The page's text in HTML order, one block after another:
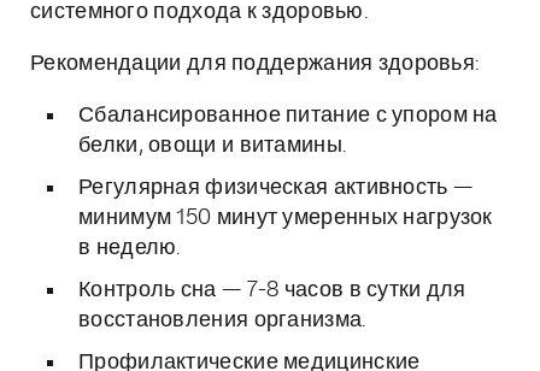
системного подхода к здоровью.
Рекомендации для поддержания здоровья:
Сбалансированное питание с упором на
белки, овощи и витамины.
Регулярная физическая активность —
минимум 150 минут умеренных нагрузок
в неделю.
Контроль сна — 7-8 часов в сутки для
восстановления организма.
Профилактические медицинские